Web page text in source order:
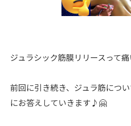
ジュラシック筋膜リリースって痛
前回に引き続き、ジュラ筋につ
にお答えしていきます♪🤗